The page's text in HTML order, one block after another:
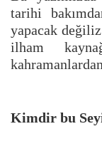
tarihi
yapacak
ilham
Kimdir bu